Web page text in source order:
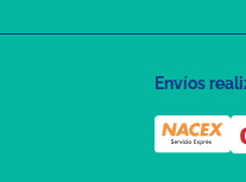
Envíos